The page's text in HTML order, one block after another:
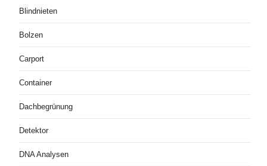
Blindnieten
Bolzen
Carport
Container
Dachbegrünung
Detektor
DNA Analysen